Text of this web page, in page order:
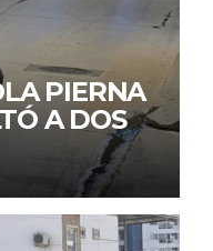
PIERNA
A DOS